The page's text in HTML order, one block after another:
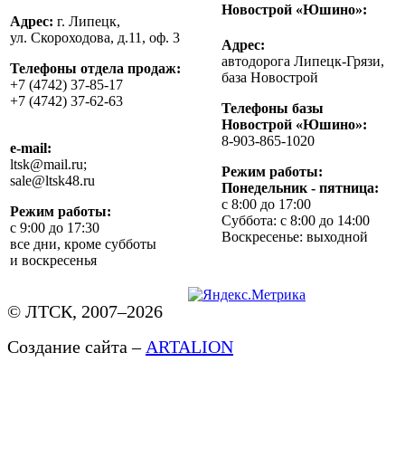
Адрес: г. Липецк,
ул. Скороходова, д.11, оф. 3
Телефоны отдела продаж:
+7 (4742) 37-85-17
+7 (4742) 37-62-63
e-mail:
ltsk@mail.ru;
sale@ltsk48.ru
Режим работы:
с 9:00 до 17:30
все дни, кроме субботы
и воскресенья
Новострой «Юшино»:
Адрес:
автодорога Липецк-Грязи,
база Новострой
Телефоны базы
Новострой «Юшино»:
8-903-865-1020
Режим работы:
Понедельник - пятница:
с 8:00 до 17:00
Суббота: с 8:00 до 14:00
Воскресенье: выходной
© ЛТСК, 2007–2026
Создание сайта – ARTALION